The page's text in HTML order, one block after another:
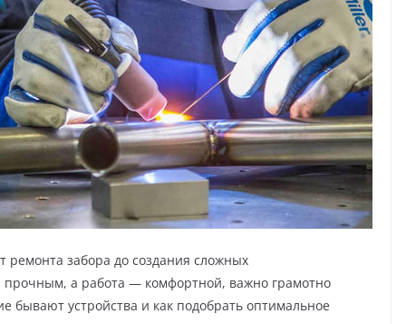
забора до создания сложных
а работа — комфортной, важно грамотно
бывают устройства и как подобрать оптимальное